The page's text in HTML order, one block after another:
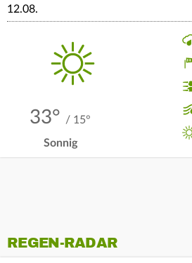
12.08.
33° / 15°
Sonnig
REGEN-RADAR